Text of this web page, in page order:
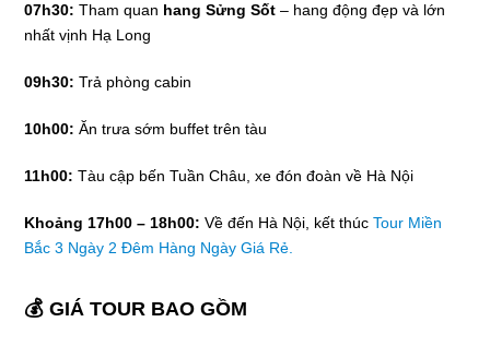
07h30: Tham quan hang Sửng Sốt – hang động đẹp và lớn
nhất vịnh Hạ Long
09h30: Trả phòng cabin
10h00: Ăn trưa sớm buffet trên tàu
11h00: Tàu cập bến Tuần Châu, xe đón đoàn về Hà Nội
Khoảng 17h00 – 18h00: Về đến Hà Nội, kết thúcTour Miền
Bắc 3 Ngày 2 Đêm Hàng Ngày Giá Rẻ.
💰 GIÁ TOUR BAO GỒM